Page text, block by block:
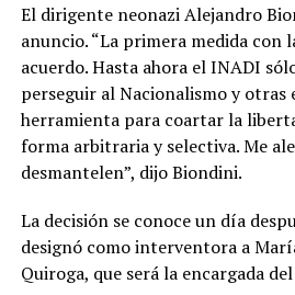
El dirigente neonazi Alejandro
anuncio. “La primera medida con
acuerdo. Hasta ahora el INADI
perseguir al Nacionalismo y otras
herramienta para coartar la
forma arbitraria y selectiva. Me
desmantelen”, dijo Biondini.
La decisión se conoce un día
designó como interventora a
Quiroga, que será la encargada